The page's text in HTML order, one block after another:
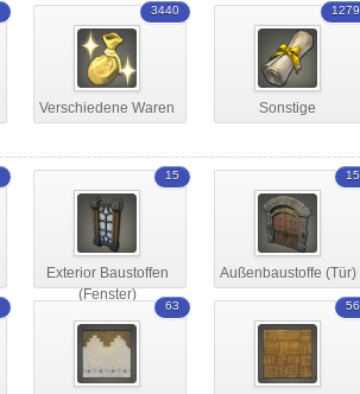
Verschiedene Waren
3440
Sonstige
1279
Exterior Baustoffen
(Fenster)
15
Außenbaustoffe (Tür)
15
63 56